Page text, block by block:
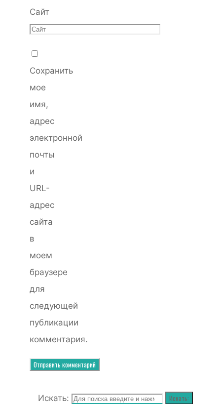
Сайт
Сохранить
мое
имя,
адрес
электронной
почты
и
URL-
адрес
сайта
в
моем
браузере
для
следующей
публикации
комментария.
Искать: Искать: